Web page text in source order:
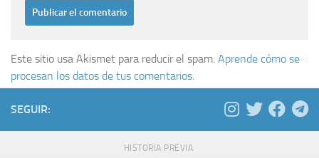
Este sitio usa Akismet para reducir el spam. Aprende cómo se
procesan los datos de tus comentarios.
SEGUIR:
HISTORIA PREVIA